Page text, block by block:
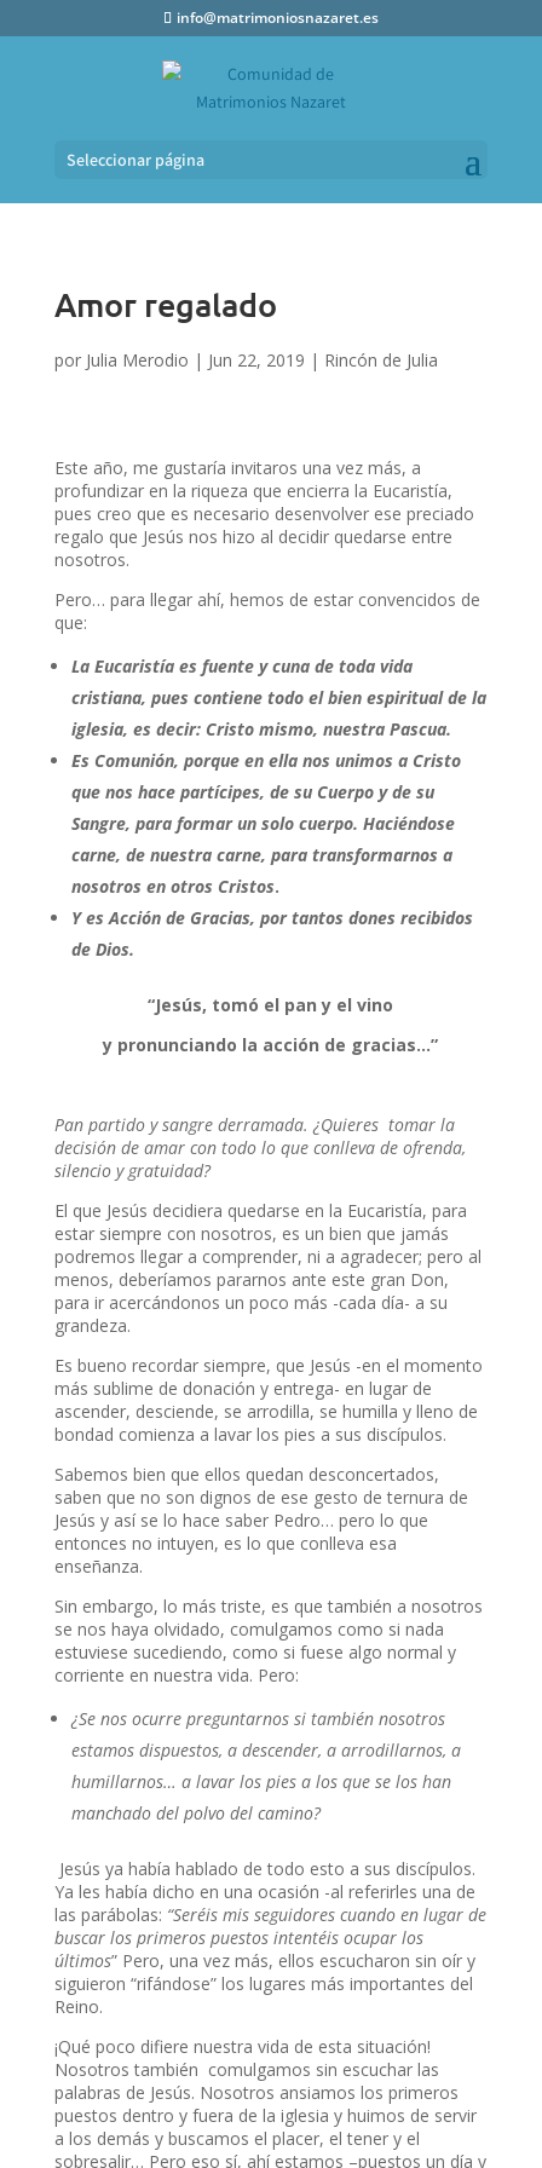
info@matrimoniosnazaret.es
Seleccionar página
Amor regalado
por Julia Merodio | Jun 22, 2019 | Rincón de Julia
Este año, me gustaría invitaros una vez más, a
profundizar en la riqueza que encierra la Eucaristía,
pues creo que es necesario desenvolver ese preciado
regalo que Jesús nos hizo al decidir quedarse entre
nosotros.
Pero… para llegar ahí, hemos de estar convencidos de
que:
La Eucaristía es fuente y cuna de toda vida
cristiana, pues contiene todo el bien espiritual de la
iglesia, es decir: Cristo mismo, nuestra Pascua.
Es Comunión, porque en ella nos unimos a Cristo
que nos hace partícipes, de su Cuerpo y de su
Sangre, para formar un solo cuerpo. Haciéndose
carne, de nuestra carne, para transformarnos a
nosotros en otros Cristos.
Y es Acción de Gracias, por tantos dones recibidos
de Dios.
“Jesús, tomó el pan y el vino
y pronunciando la acción de gracias…”
Pan partido y sangre derramada. ¿Quieres tomar la
decisión de amar con todo lo que conlleva de ofrenda,
silencio y gratuidad?
El que Jesús decidiera quedarse en la Eucaristía, para
estar siempre con nosotros, es un bien que jamás
podremos llegar a comprender, ni a agradecer; pero al
menos, deberíamos pararnos ante este gran Don,
para ir acercándonos un poco más -cada día- a su
grandeza.
Es bueno recordar siempre, que Jesús -en el momento
más sublime de donación y entrega- en lugar de
ascender, desciende, se arrodilla, se humilla y lleno de
bondad comienza a lavar los pies a sus discípulos.
Sabemos bien que ellos quedan desconcertados,
saben que no son dignos de ese gesto de ternura de
Jesús y así se lo hace saber Pedro… pero lo que
entonces no intuyen, es lo que conlleva esa
enseñanza.
Sin embargo, lo más triste, es que también a nosotros
se nos haya olvidado, comulgamos como si nada
estuviese sucediendo, como si fuese algo normal y
corriente en nuestra vida. Pero:
¿Se nos ocurre preguntarnos si también nosotros
estamos dispuestos, a descender, a arrodillarnos, a
humillarnos… a lavar los pies a los que se los han
manchado del polvo del camino?
Jesús ya había hablado de todo esto a sus discípulos.
Ya les había dicho en una ocasión -al referirles una de
las parábolas: “Seréis mis seguidores cuando en lugar de
buscar los primeros puestos intentéis ocupar los
últimos” Pero, una vez más, ellos escucharon sin oír y
siguieron “rifándose” los lugares más importantes del
Reino.
¡Qué poco difiere nuestra vida de esta situación!
Nosotros también comulgamos sin escuchar las
palabras de Jesús. Nosotros ansiamos los primeros
puestos dentro y fuera de la iglesia y huimos de servir
a los demás y buscamos el placer, el tener y el
sobresalir… Pero eso sí, ahí estamos –puestos un día y